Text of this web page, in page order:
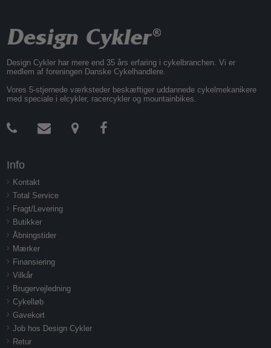
Design Cykler har mere end 35 års erfaring i cykelbranchen. Vi er
medlem af foreningen Danske Cykelhandlere.
Vores 5-stjernede værksteder beskæftiger uddannede cykelmekanikere
med speciale i elcykler, racercykler og mountainbikes.
Info
Kontakt
Total Service
Fragt/Levering
Butikker
Åbningstider
Mærker
Finansiering
Vilkår
Brugervejledning
Cykelløb
Gavekort
Job hos Design Cykler
Retur